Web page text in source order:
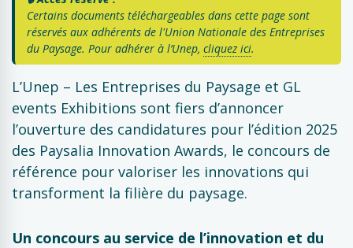
Certains documents téléchargeables dans cette page sont
réservés aux adhérents de l'Union Nationale des Entreprises
du Paysage. Pour adhérer à l’Unep, cliquez ici.
L’Unep – Les Entreprises du Paysage et GL
events Exhibitions sont fiers d’annoncer
l’ouverture des candidatures pour l’édition 2025
des Paysalia Innovation Awards, le concours de
référence pour valoriser les innovations qui
transforment la filière du paysage.
Un concours au service de l’innovation et du